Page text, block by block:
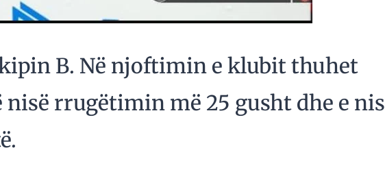
B. Në njoftimin e klubit thuhet
nisë rrugëtimin më 25 gusht dhe e nis